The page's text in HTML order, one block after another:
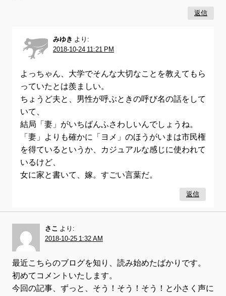
返信
みゆき より:
2018-10-24 11:21 PM
よっちゃん、大学でそんな大切なことを教えてもら
っていたとは羨ましい。
ちょうど夫と、男性が呼ぶときの呼び名の話をして
いて、
結局「妻」がいちばんふさわしいんでしょうね。
「妻」よりも確かに「ヨメ」のほうがいまは市民権
を得ているというか、カジュアルな感じに使われて
いるけど、
女に家と書いて、嫁。すごい言葉だ。
返信
さこ
より:
2018-10-25 1:32 AM
最近こちらのブログを知り、読み始めたばかりです。
初めてコメントいたします。
今回の記事、ずっと、そう！そう！そう！と小さく声に